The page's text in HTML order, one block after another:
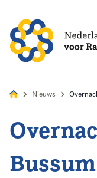
Home
Agenda
Nieuws
Bussum